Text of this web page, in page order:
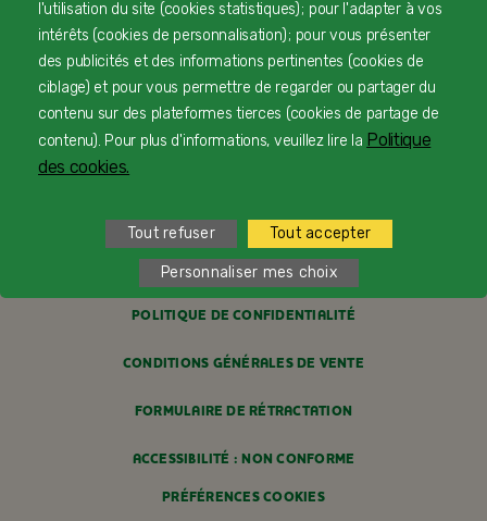
LIVRAISON
PAIEMENT SÉCURISÉ
PROFESSIONNELS DE SANTÉ
MENTIONS LÉGALES
POLITIQUE COOKIES
POLITIQUE DE CONFIDENTIALITÉ
CONDITIONS GÉNÉRALES DE VENTE
FORMULAIRE DE RÉTRACTATION
ACCESSIBILITÉ : NON CONFORME
PRÉFÉRENCES COOKIES
l'utilisation du site (cookies statistiques) ; pour l'adapter à vos
intérêts (cookies de personnalisation) ; pour vous présenter
des publicités et des informations pertinentes (cookies de
ciblage) et pour vous permettre de regarder ou partager du
contenu sur des plateformes tierces (cookies de partage de
contenu). Pour plus d'informations, veuillez lire la Politique
des cookies.
Tout refuser Tout accepter
Personnaliser mes choix